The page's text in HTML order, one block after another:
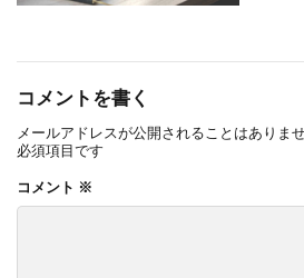
コメントを書く
メールアドレスが公開されることはありませ
必須項目です
コメント ※